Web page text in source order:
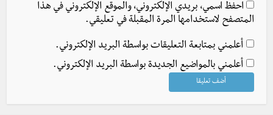
احفظ اسمي، بريدي الإلكتروني، والموقع الإلكتروني في هذا
المتصفح لاستخدامها المرة المقبلة في تعليقي.
أعلمني بمتابعة التعليقات بواسطة البريد الإلكتروني.
أعلمني بالمواضيع الجديدة بواسطة البريد الإلكتروني.